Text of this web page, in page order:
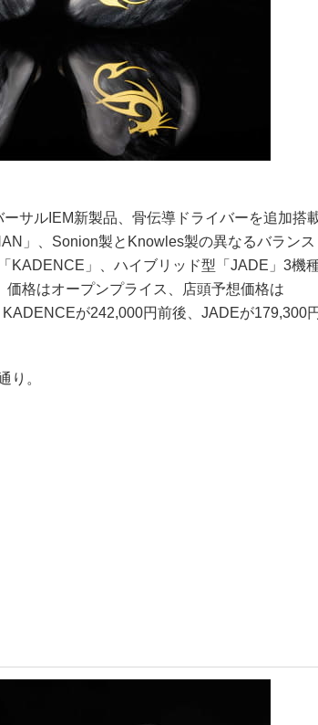
サルIEM新製品、骨伝導ドライバーを追加搭
」、Sonion製とKnowles製の異なるバランス
KADENCE」、ハイブリッド型「JADE」3機
格はオープンプライス、店頭予想価格は
が242,000円前後、JADEが179,300円
り。